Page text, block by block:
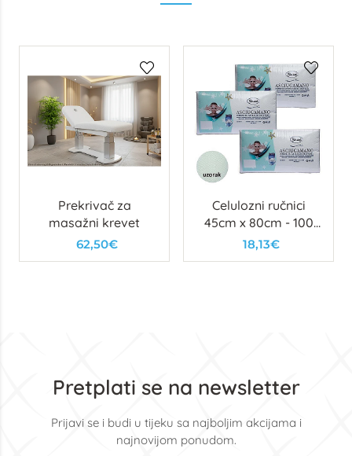
Prekrivač za
masažni krevet
62,50€
Celulozni ručnici
45cm x 80cm - 100
kom
18,13€
Pretplati se na newsletter
Prijavi se i budi u tijeku sa najboljim akcijama i
najnovijom ponudom.